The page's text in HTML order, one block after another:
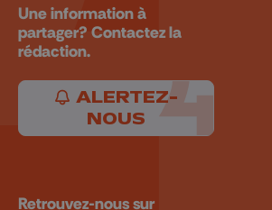
Une information à
partager? Contactez la
rédaction.
ALERTEZ-
NOUS
Retrouvez-nous sur